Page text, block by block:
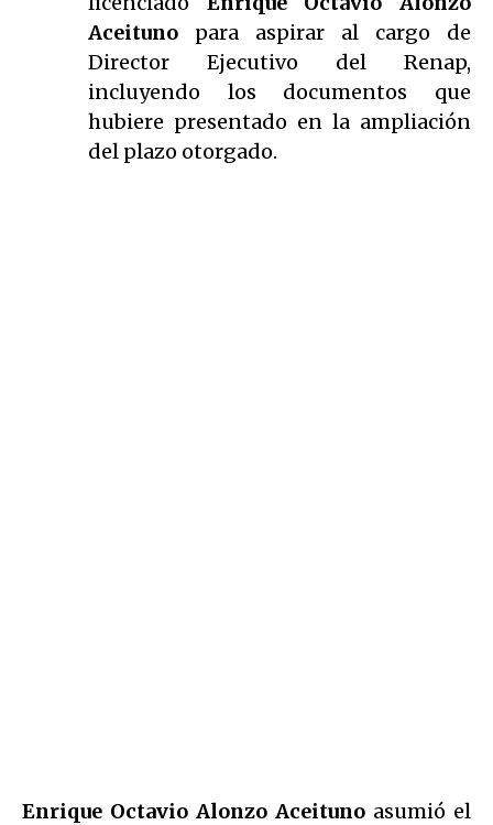
Aceituno para aspirar al cargo de
Director Ejecutivo del Renap,
incluyendo los documentos que
hubiere presentado en la ampliación
del plazo otorgado.
Enrique Octavio Alonzo Aceituno asumió el